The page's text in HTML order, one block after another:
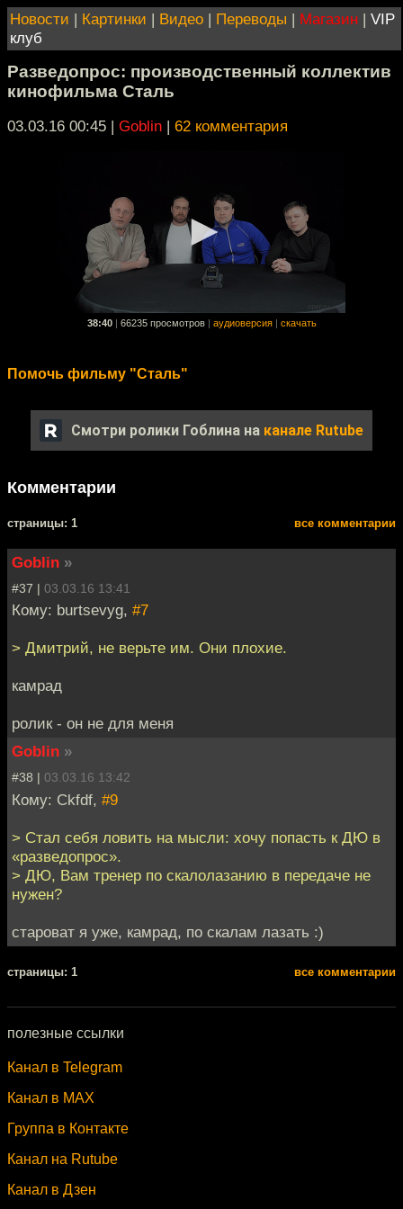
Новости | Картинки | Видео | Переводы | Магазин | VIP
клуб
Разведопрос: производственный коллектив
кинофильма Сталь
03.03.16 00:45 | Goblin | 62 комментария
38:40 66235 просмотров аудиоверсия скачать
Помочь фильму "Сталь"
Смотри ролики Гоблина на канале Rutube
Комментарии
cтраницы: 1 все комментарии
Goblin »
#37 | 03.03.16 13:41
Кому: burtsevyg, #7
> Дмитрий, не верьте им. Они плохие.
камрад
ролик - он не для меня
Goblin »
#38 | 03.03.16 13:42
Кому: Ckfdf, #9
> Стал себя ловить на мысли: хочу попасть к ДЮ в
«разведопрос».
> ДЮ, Вам тренер по скалолазанию в передаче не
нужен?
староват я уже, камрад, по скалам лазать :)
cтраницы: 1 все комментарии
полезные ссылки
Канал в Telegram
Канал в MAX
Группа в Контакте
Канал на Rutube
Канал в Дзен